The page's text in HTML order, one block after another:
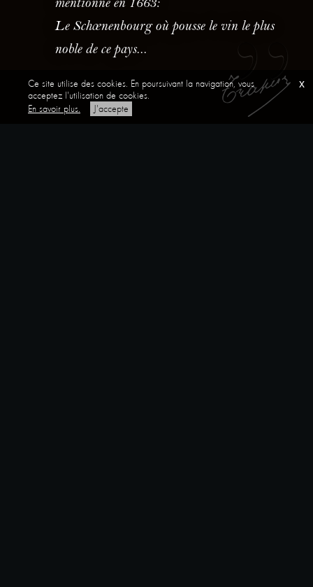
Le Schœnenbourg où pousse le vin le plus
noble de ce pays...
Ce site utilise des cookies. En poursuivant la navigation, vous
acceptez l'utilisation de cookies.
En savoir plus.
J'accepte
x